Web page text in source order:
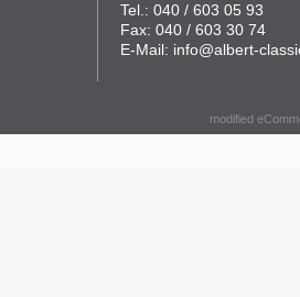
Tel.: 040 / 603 05 93
Fax: 040 / 603 30 74
E-Mail: info@albert-
modified